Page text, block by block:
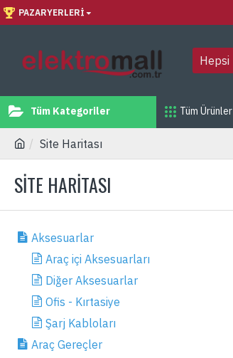
PAZARYERLERI
Hepsi
Tüm Kategoriler Tüm Ürünler
Site Haritası
SITE HARITASI
Aksesuarlar
Araç içi Aksesuarları
Diğer Aksesuarlar
Ofis - Kırtasiye
Şarj Kabloları
Araç Gereçler